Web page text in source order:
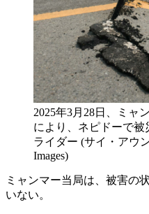
2025年3月28日、ミャ
により、ネピドーで
ライダー (サイ・アウ
Images)
ミャンマー当局は、被害の
いない。